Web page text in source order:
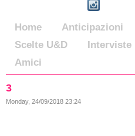
Home Anticipazioni
Scelte U&D
Interviste
Amici
3
Monday, 24/09/2018 23:24